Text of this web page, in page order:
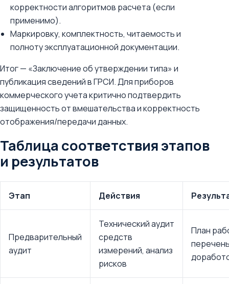
корректности алгоритмов расчета (если
применимо).
Маркировку, комплектность, читаемость и
полноту эксплуатационной документации.
Итог — «Заключение об утверждении типа» и
публикация сведений в ГРСИ. Для приборов
коммерческого учета критично подтвердить
защищенность от вмешательства и корректность
отображения/передачи данных.
Таблица соответствия этапов
и результатов
Этап Действия
Предварительный
аудит
Технический аудит
средств
измерений, анализ
рисков
План